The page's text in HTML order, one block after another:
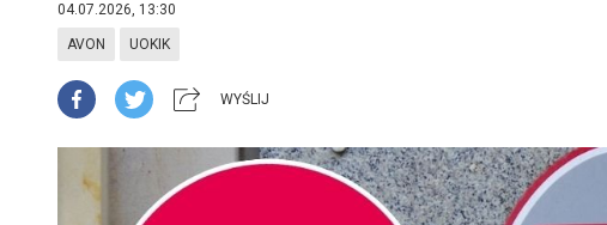
04.07.2026, 13:30
AVON UOKIK
WYŚLIJ